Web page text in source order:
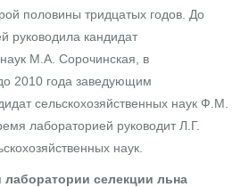
половины тридцатых годов. До
руководила кандидат
М.А. Сорочинская, в
2010 года заведующим
сельскохозяйственных наук Ф.М.
лабораторией руководит Л.Г.
наук.
селекции льна